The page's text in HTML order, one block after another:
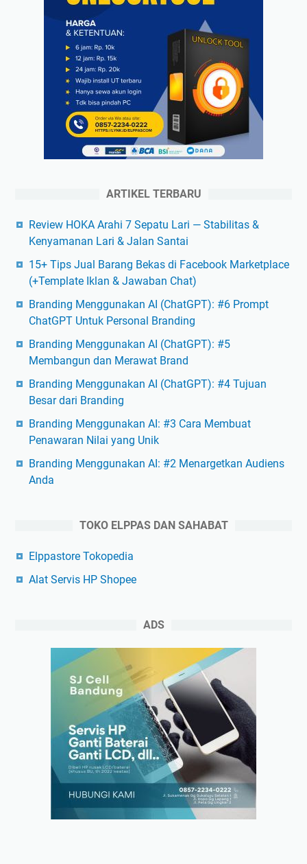
ARTIKEL TERBARU
Review HOKA Arahi 7 Sepatu Lari — Stabilitas &
Kenyamanan Lari & Jalan Santai
15+ Tips Jual Barang Bekas di Facebook Marketplace
(+Template Iklan & Jawaban Chat)
Branding Menggunakan AI (ChatGPT): #6 Prompt
ChatGPT Untuk Personal Branding
Branding Menggunakan AI (ChatGPT): #5
Membangun dan Merawat Brand
Branding Menggunakan AI (ChatGPT): #4 Tujuan
Besar dari Branding
Branding Menggunakan AI: #3 Cara Membuat
Penawaran Nilai yang Unik
Branding Menggunakan AI: #2 Menargetkan Audiens
Anda
TOKO ELPPAS DAN SAHABAT
Elppastore Tokopedia
Alat Servis HP Shopee
ADS